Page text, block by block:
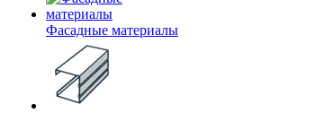
Фасадные материалы